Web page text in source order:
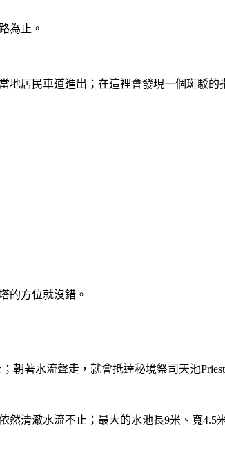
為止。
地居民車道進出；在這裡會發現一個斑駁的
的方位就沒錯。
朝著水流聲走，就會抵達秘境祭司天池
然清澈水流不止；最大的水池長9米、寬4.5